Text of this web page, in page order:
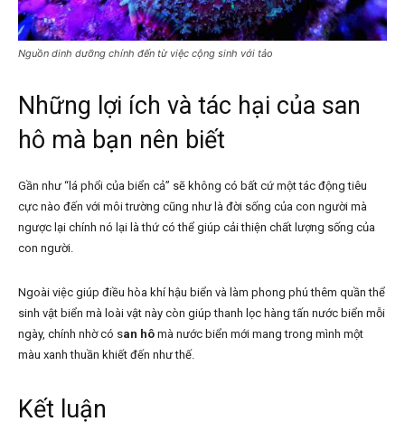
Nguồn dinh dưỡng chính đến từ việc cộng sinh với tảo
Những lợi ích và tác hại của san
hô mà bạn nên biết
Gần như “lá phổi của biển cả” sẽ không có bất cứ một tác động tiêu
cực nào đến với môi trường cũng như là đời sống của con người mà
ngược lại chính nó lại là thứ có thể giúp cải thiện chất lượng sống của
con người.
Ngoài việc giúp điều hòa khí hậu biển và làm phong phú thêm quần thể
sinh vật biển mà loài vật này còn giúp thanh lọc hàng tấn nước biển mỗi
ngày, chính nhờ có san hô mà nước biển mới mang trong mình một
màu xanh thuần khiết đến như thế.
Kết luận